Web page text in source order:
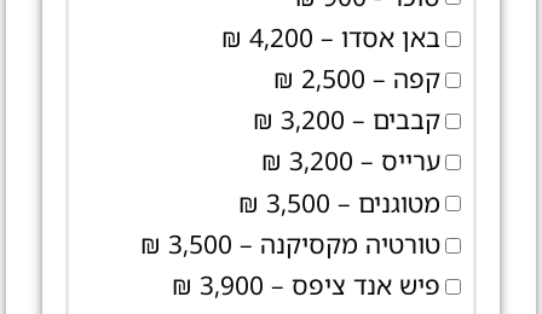
באן אסדו – 4,200 ₪
קפה – 2,500 ₪
קבבים – 3,200 ₪
ערייס – 3,200 ₪
מטוגנים – 3,500 ₪
טורטיה מקסיקנה – 3,500 ₪
פיש אנד ציפס – 3,900 ₪